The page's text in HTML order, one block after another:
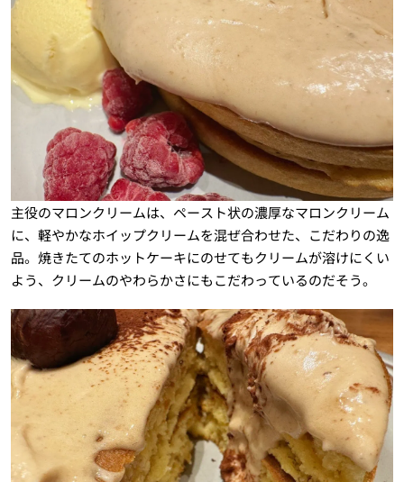
主役のマロンクリームは、ペースト状の濃厚なマロンクリーム
に、軽やかなホイップクリームを混ぜ合わせた、こだわりの逸
品。焼きたてのホットケーキにのせてもクリームが溶けにくい
よう、クリームのやわらかさにもこだわっているのだそう。